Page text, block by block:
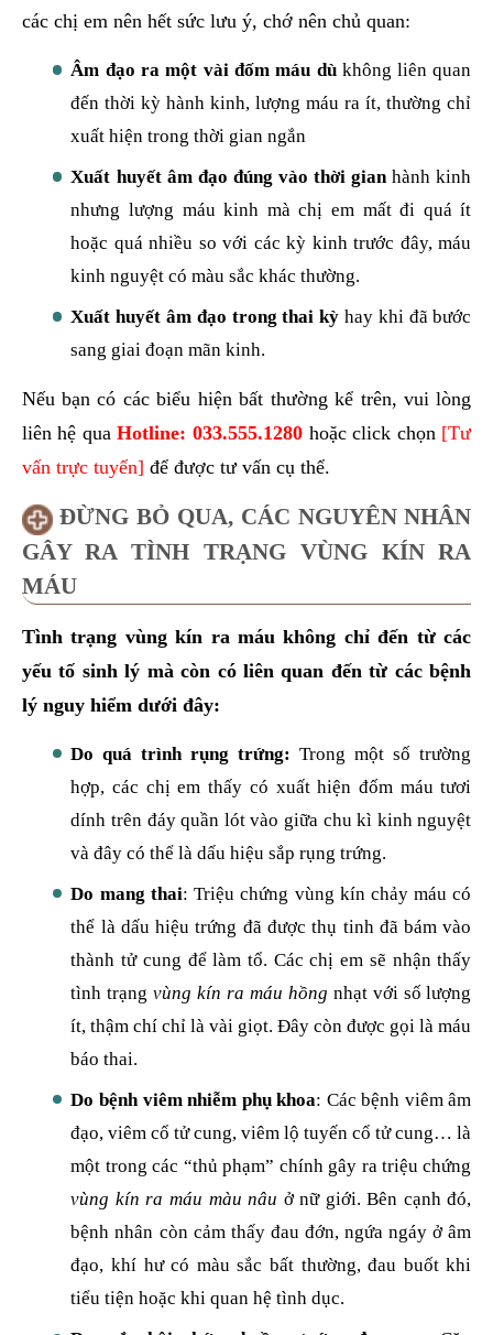
các chị em nên hết sức lưu ý, chớ nên chủ quan:
Âm đạo ra một vài đốm máu dùkhông liên quan
đến thời kỳ hành kinh, lượng máu ra ít, thường chỉ
xuất hiện trong thời gian ngắn
Xuất huyết âm đạo đúng vào thời gianhành kinh
nhưng lượng máu kinh mà chị em mất đi quá ít
hoặc quá nhiều so với các kỳ kinh trước đây, máu
kinh nguyệt có màu sắc khác thường.
Xuất huyết âm đạo trong thai kỳ hay khi đã bước
sang giai đoạn mãn kinh.
Nếu bạn có các biểu hiện bất thường kể trên, vui lòng
liên hệ quaHotline:033.555.1280 hoặc click chọn[Tư
vấn trực tuyến] để được tư vấn cụ thể.
ĐỪNG BỎ QUA, CÁC NGUYÊN NHÂN
GÂY RA TÌNH TRẠNG VÙNG KÍN RA
MÁU
Tình trạng vùng kín ra máu không chỉ đến từ các
yếu tố sinh lý mà còn có liên quan đến từ các bệnh
lý nguy hiểm dưới đây:
Do quá trình rụng trứng: Trong một số trường
hợp, các chị em thấy có xuất hiện đốm máu tươi
dính trên đáy quần lót vào giữa chu kì kinh nguyệt
và đây có thể là dấu hiệu sắp rụng trứng.
Do mang thai: Triệu chứng vùng kín chảy máu có
thể là dấu hiệu trứng đã được thụ tinh đã bám vào
thành tử cung để làm tổ. Các chị em sẽ nhận thấy
tình trạngvùng kín ra máu hồng nhạt với số lượng
ít, thậm chí chỉ là vài giọt. Đây còn được gọi là máu
báo thai.
Do bệnh viêm nhiễm phụ khoa: Các bệnh viêm âm
đạo, viêm cổ tử cung, viêm lộ tuyến cổ tử cung… là
một trong các “thủ phạm” chính gây ra triệu chứng
vùng kín ra máu màu nâu ở nữ giới. Bên cạnh đó,
bệnh nhân còn cảm thấy đau đớn, ngứa ngáy ở âm
đạo, khí hư có màu sắc bất thường, đau buốt khi
tiểu tiện hoặc khi quan hệ tình dục.